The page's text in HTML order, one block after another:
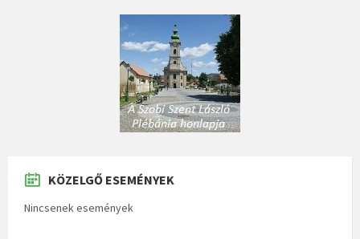
KÖZELGŐ ESEMÉNYEK
Nincsenek események